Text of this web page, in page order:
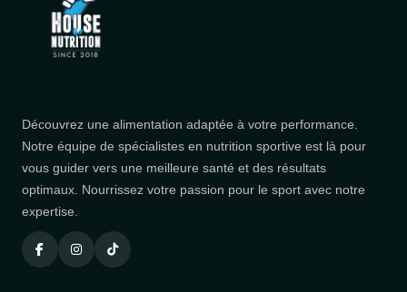
Découvrez une alimentation adaptée à votre performance.
Notre équipe de spécialistes en nutrition sportive est là pour
vous guider vers une meilleure santé et des résultats
optimaux. Nourrissez votre passion pour le sport avec notre
expertise.